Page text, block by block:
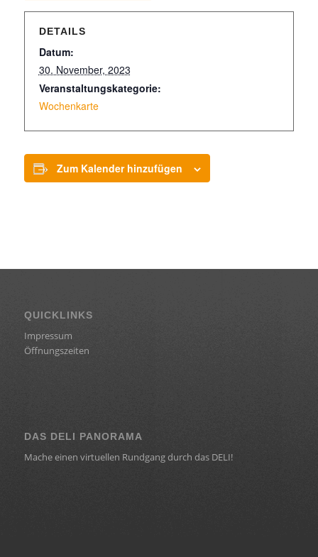
DETAILS
Datum:
30. November, 2023
Veranstaltungskategorie:
Wochenkarte
Zum Kalender hinzufügen
QUICKLINKS
Impressum
Öffnungszeiten
DAS DELI PANORAMA
Mache einen virtuellen Rundgang durch das DELI!